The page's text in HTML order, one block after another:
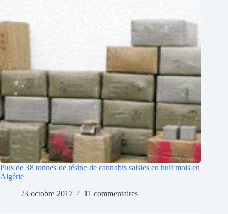
Plus de 38 tonnes de résine de cannabis saisies en huit mois en
Algérie
23 octobre 2017
11 commentaires